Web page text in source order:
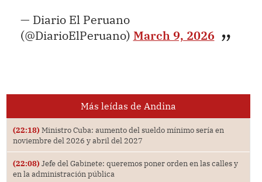
— Diario El Peruano
(@DiarioElPeruano) March 9, 2026
Más leídas de Andina
(22:18) Ministro Cuba: aumento del sueldo mínimo sería en
noviembre del 2026 y abril del 2027
(22:08) Jefe del Gabinete: queremos poner orden en las calles y
en la administración pública